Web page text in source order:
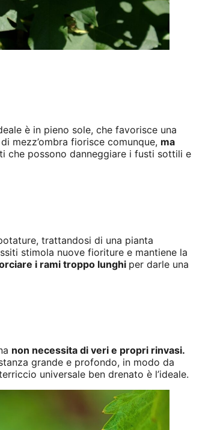
è in pieno sole, che favorisce una
mezz’ombra fiorisce comunque, ma
che possono danneggiare i fusti sottili e
trattandosi di una pianta
stimola nuove fioriture e mantiene la
i rami troppo lunghi per darle una
non necessita di veri e propri rinvasi.
grande e profondo, in modo da
universale ben drenato è l’ideale.